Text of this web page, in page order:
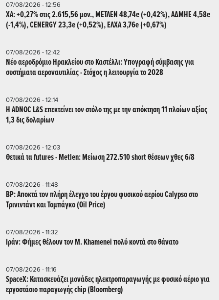
07/08/2026 - 12:56
ΧΑ: +0,27% στις 2.615,56 μον., ΜΕΤΛΕΝ 48,74e (+0,42%), ΑΔΜΗΕ 4,58e
(-1,4%), CENERGY 23,3e (+0,52%), ΕΛΧΑ 3,76e (+0,67%)
07/08/2026 - 12:42
Νέο αεροδρόμιο Ηρακλείου στο Καστέλλι: Υπογραφή σύμβασης για
συστήματα αεροναυτιλίας - Στόχος η λειτουργία το 2028
07/08/2026 - 12:14
Η ADNOC L&S επεκτείνει τον στόλο της με την απόκτηση 11 πλοίων αξίας
1,3 δις δολαρίων
07/08/2026 - 12:03
Θετικά τα futures - Metlen: Μείωση 272.510 short θέσεων χθες 6/8
07/08/2026 - 11:48
BP: Αποκτά τον πλήρη έλεγχο του έργου φυσικού αερίου Calypso στο
Τρινιντάντ και Τομπάγκο (Oil Price)
07/08/2026 - 11:32
Ιράν: Φήμες θέλουν τον Μ. Khamenei πολύ κοντά στο θάνατο
07/08/2026 - 11:16
SpaceX: Κατασκευάζει μονάδες ηλεκτροπαραγωγής με φυσικό αέριο για
εργοστάσιο παραγωγής chip (Bloomberg)